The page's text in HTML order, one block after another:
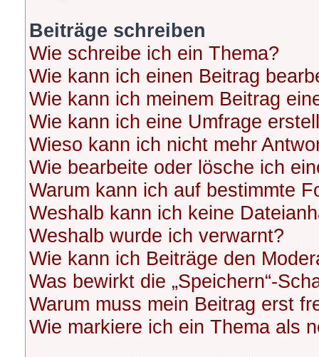
Beiträge schreiben
Wie schreibe ich ein Thema?
Wie kann ich einen Beitrag
Wie kann ich meinem Beitrag
Wie kann ich eine Umfrage
Wieso kann ich nicht mehr
Wie bearbeite oder lösche ich
Warum kann ich auf bestimmte
Weshalb kann ich keine
Weshalb wurde ich verwarnt?
Wie kann ich Beiträge den
Was bewirkt die „Speichern“-
Warum muss mein Beitrag erst
Wie markiere ich ein Thema als